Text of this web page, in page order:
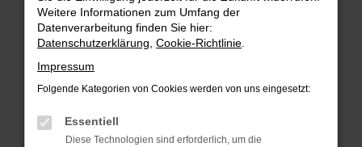
Fehler: Network Error
Beim Laden ist ein Fehler aufgetreten.
Hier sind ein paar Tipps, die dir helfen können:
Überprüfe deine Firewall und deine
Laden andere Webseiten, zum Beispiel deine
Suchmaschine?
Weitere Informationen zum Umfang der
Datenverarbeitung finden Sie hier:
Datenschutzerklärung Cookie-Richtlinie
Impressum
Folgende Kategorien von Cookies werden von uns eingesetzt:
Essentiell
Diese Technologien sind erforderlich, um die